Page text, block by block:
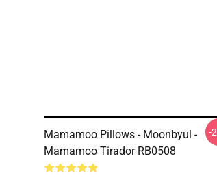
Mamamoo Pillows - Moonbyul -
Mamamoo Tirador RB0508
-